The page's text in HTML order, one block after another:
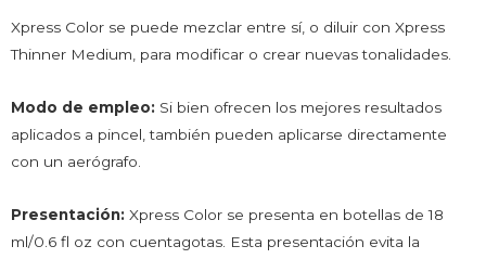
Xpress Color se puede mezclar entre sí, o diluir con Xpress
Thinner Medium, para modificar o crear nuevas tonalidades.
Modo de empleo: Si bien ofrecen los mejores resultados
aplicados a pincel, también pueden aplicarse directamente
con un aerógrafo.
Presentación: Xpress Color se presenta en botellas de 18
ml/0.6 fl oz con cuentagotas. Esta presentación evita la